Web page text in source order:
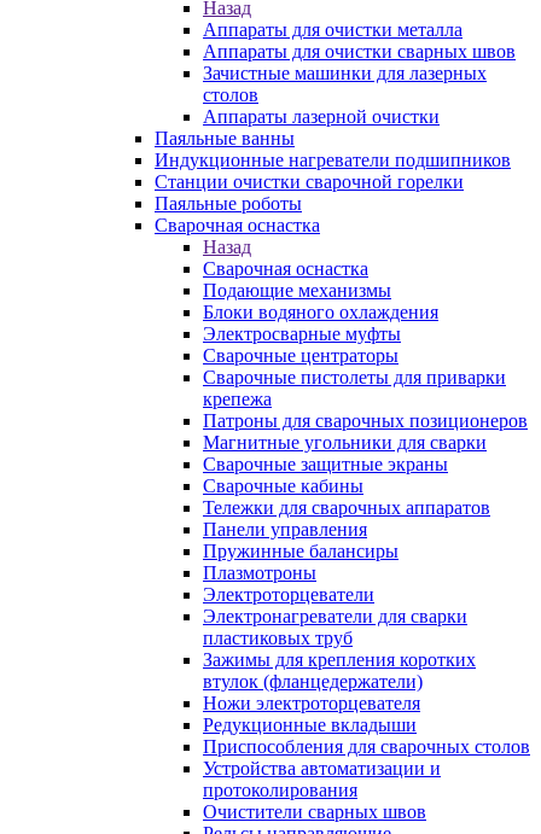
Назад
Аппараты для очистки металла
Аппараты для очистки сварных швов
Зачистные машинки для лазерных
столов
Аппараты лазерной очистки
Паяльные ванны
Индукционные нагреватели подшипников
Станции очистки сварочной горелки
Паяльные роботы
Сварочная оснастка
Назад
Сварочная оснастка
Подающие механизмы
Блоки водяного охлаждения
Электросварные муфты
Сварочные центраторы
Сварочные пистолеты для приварки
крепежа
Патроны для сварочных позиционеров
Магнитные угольники для сварки
Сварочные защитные экраны
Сварочные кабины
Тележки для сварочных аппаратов
Панели управления
Пружинные балансиры
Плазмотроны
Электроторцеватели
Электронагреватели для сварки
пластиковых труб
Зажимы для крепления коротких
втулок (фланцедержатели)
Ножи электроторцевателя
Редукционные вкладыши
Приспособления для сварочных столов
Устройства автоматизации и
протоколирования
Очистители сварных швов